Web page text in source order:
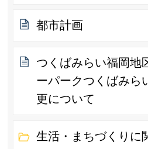
都市計画
つくばみらい福岡地
ーパークつくばみら
更について
生活・まちづくりに